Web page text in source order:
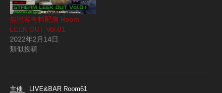
無観客有料配信 Room
LEEK OUT Vol.01
2022年2月14日
類似投稿
主催 LIVE&BAR Room61